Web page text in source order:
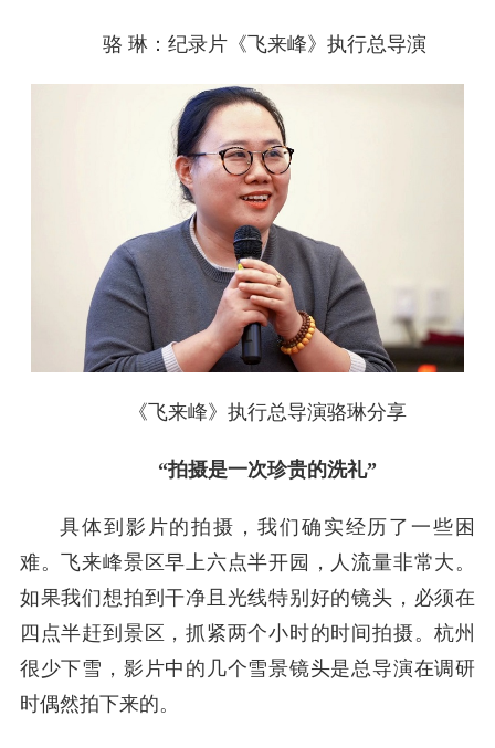
骆 琳： 纪录片《飞来峰》执行总导演
《飞来峰》执行总导演骆琳分享
“拍摄是一次珍贵的洗礼”
具体到影片的拍摄，我们确实经历了一些困
难。飞来峰景区早上六点半开园，人流量非常大。
如果我们想拍到干净且光线特别好的镜头，必须在
四点半赶到景区，抓紧两个小时的时间拍摄。杭州
很少下雪，影片中的几个雪景镜头是总导演在调研
时偶然拍下来的。